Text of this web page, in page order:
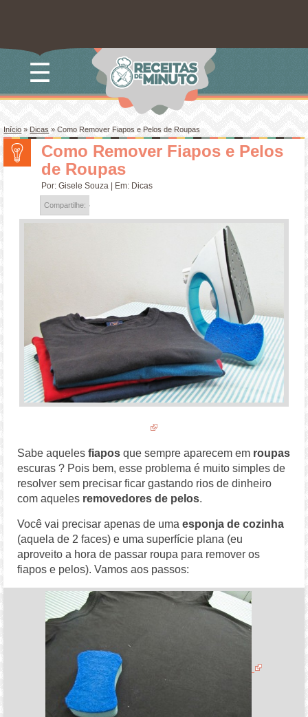
☰
Início»Dicas »Como Remover Fiapos e Pelos de Roupas
Como Remover Fiapos e Pelos
de Roupas
Por:Gisele Souza | Em: Dicas
Compartilhe:
Sabe aquelesfiapos que sempre aparecem em roupas
escuras ? Pois bem, esse problema é muito simples de
resolver sem precisar ficar gastando rios de dinheiro
com aqueles removedores de pelos.
Você vai precisar apenas de umaesponja de cozinha
(aquela de 2 faces) e uma superfície plana (eu
aproveito a hora de passar roupa para remover os
fiapos e pelos). Vamos aos passos: